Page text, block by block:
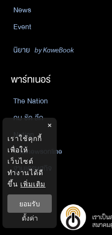
News
Event
นิยาย by KaweBook
พาร์ทเนอร์
The Nation
คม ชัด ลึก
Nation
Thainewsonline
ฐานเศรษฐกิจ
×
เราใช้คุกกี้
เพื่อให้
เว็บไซต์
ทำงานได้ดี
ขึ้น เพิ่มเติม
ยอมรับ
ตั้งค่า